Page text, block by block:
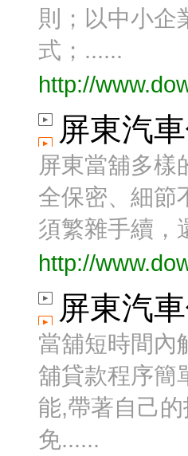
則；以中小企
式；......
http://
屏東汽
屏東當舖多樣
全保密、細節
須繁雜手續，
http://
屏東汽
當舖短時間內
舖貸款程序簡
能,帶著自己
免......